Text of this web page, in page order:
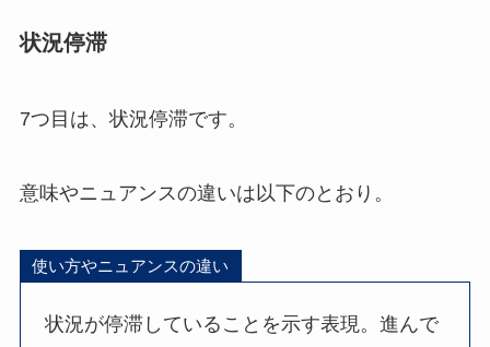
状況停滞
7つ目は、状況停滞です。
意味やニュアンスの違いは以下のとおり。
使い方やニュアンスの違い
状況が停滞していることを示す表現。進んで